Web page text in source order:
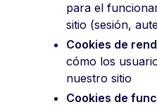
para el
sitio (sesión,
Cookies de
cómo los
nuestro sitio
Cookies de